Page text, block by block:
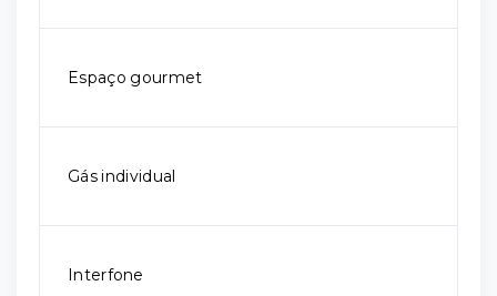
Espaço gourmet
Gás individual
Interfone